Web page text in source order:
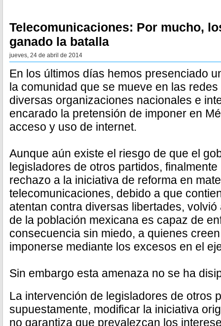
Telecomunicaciones: Por mucho,
ganado la batalla
jueves, 24 de abril de 2014
En los últimos días hemos presenciado
la comunidad que se mueve en las
diversas organizaciones nacionales e
encarado la pretensión de imponer en
acceso y uso de internet.
Aunque aún existe el riesgo de que el
legisladores de otros partidos,
rechazo a la iniciativa de reforma en
telecomunicaciones, debido a que
atentan contra diversas libertades,
de la población mexicana es capaz de
consecuencia sin miedo, a quienes
imponerse mediante los excesos en el
Sin embargo esta amenaza no se ha
La intervención de legisladores de otros
supuestamente, modificar la iniciativa
no garantiza que prevalezcan los